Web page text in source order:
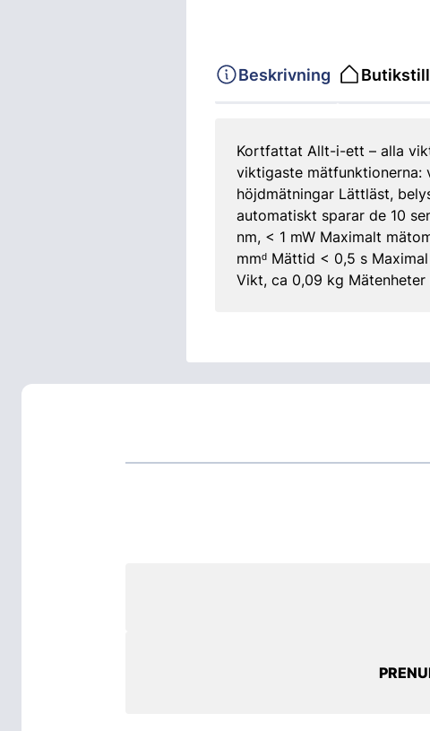
Beskrivning
Kortfattat Allt-i-ett – alla
viktigaste mätfunktionerna:
höjdmätningar Lättläst,
automatiskt sparar de 10
nm, < 1 mW Maximalt
mmᵈ Mättid < 0,5 s
Vikt, ca 0,09 kg